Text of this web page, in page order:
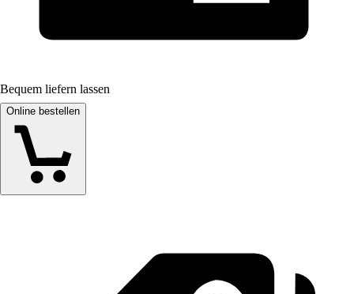
Bequem liefern lassen
Online bestellen